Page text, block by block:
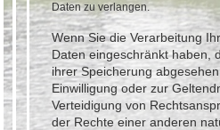
Daten zu verlangen.
Wenn Sie die Verarbeitung
Daten eingeschränkt haben,
ihrer Speicherung
Einwilligung oder zur
Verteidigung von
der Rechte einer anderen